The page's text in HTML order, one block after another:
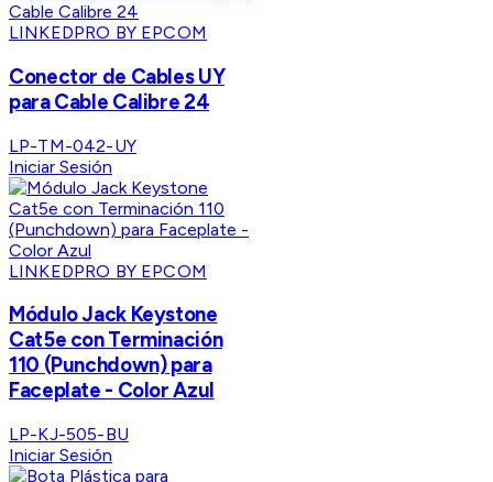
LINKEDPRO BY EPCOM
Conector de Cables UY
para Cable Calibre 24
LP-TM-042-UY
Iniciar Sesión
LINKEDPRO BY EPCOM
Módulo Jack Keystone
Cat5e con Terminación
110 (Punchdown) para
Faceplate - Color Azul
LP-KJ-505-BU
Iniciar Sesión